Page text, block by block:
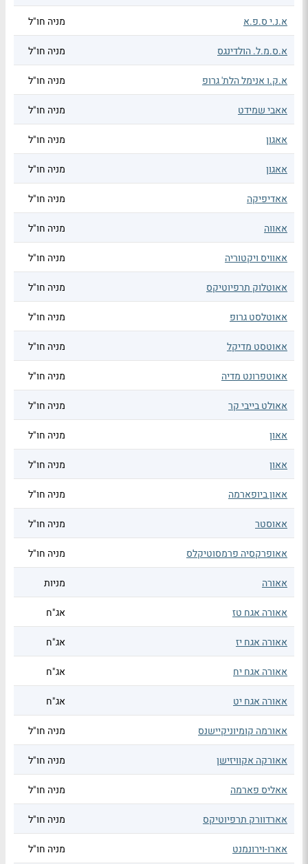
א.נ.י ס.פ.א מניה חו"ל
א.ס.מ.ל. הולדינגס מניה חו"ל
א.ק.ו אנימל הלת' גרופ מניה חו"ל
אאבי שמידט מניה חו"ל
אאגון מניה חו"ל
אאגון מניה חו"ל
אאדיפיקה מניה חו"ל
אאווה מניה חו"ל
אאוויס ויקטוריה מניה חו"ל
אאוטלוק תרפיוטיקס מניה חו"ל
אאוטלסט גרופ מניה חו"ל
אאוטסט מדיקל מניה חו"ל
אאוטפרונט מדיה מניה חו"ל
אאולט בייבי קר מניה חו"ל
אאון מניה חו"ל
אאון מניה חו"ל
אאון ביופארמה מניה חו"ל
אאוסטר מניה חו"ל
אאופרקסיה פרמסוטיקלס מניה חו"ל
אאורה מניות
אאורה אגח טז אג"ח
אאורה אגח יז אג"ח
אאורה אגח יח אג"ח
אאורה אגח יט אג"ח
אאורמה קומיוניקיישנס מניה חו"ל
אאורקה אקוויזישן מניה חו"ל
אאליס פארמה מניה חו"ל
אארדוורק תרפיוטיקס מניה חו"ל
אארו-וירונמנט מניה חו"ל